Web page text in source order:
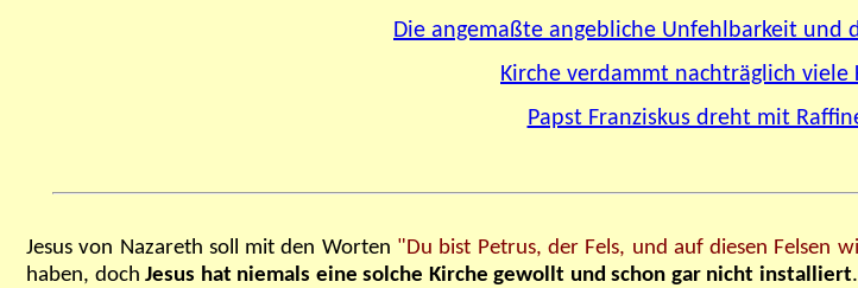
Die angemaßte angebliche Unfehlbarkeit
Kirche verdammt nachträglich
Papst Franziskus dreht mit
Jesus von Nazareth soll mit den Worten "Du bist Petrus, der Fels, und auf diesen Felsen
haben, doch Jesus hat niemals eine solche Kirche gewollt und schon gar nicht installiert